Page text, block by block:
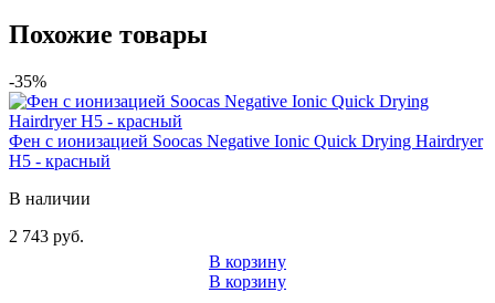
Похожие товары
-35%
Фен с ионизацией Soocas Negative Ionic Quick Drying Hairdryer
H5 - красный
В наличии
2 743 руб.
В корзину
В корзину